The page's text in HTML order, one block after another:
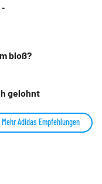
bloß?
gelohnt
Mehr Adidas Empfehlungen